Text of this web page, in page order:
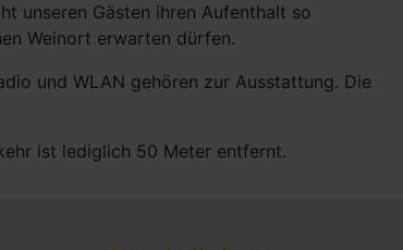
unseren Gästen ihren Aufenthalt so
Weinort erwarten dürfen.
und WLAN gehören zur Ausstattung. Die
ist lediglich 50 Meter entfernt.